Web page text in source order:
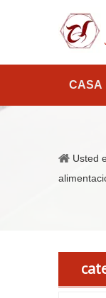
CASA
Usted